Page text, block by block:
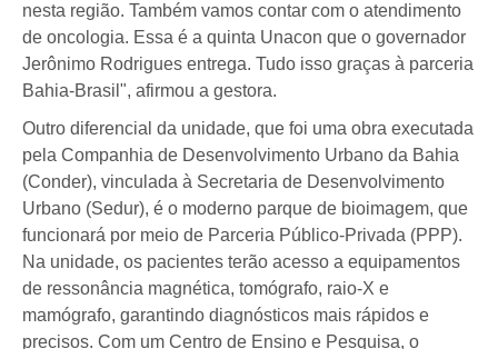
nesta região. Também vamos contar com o atendimento
de oncologia. Essa é a quinta Unacon que o governador
Jerônimo Rodrigues entrega. Tudo isso graças à parceria
Bahia-Brasil", afirmou a gestora.
Outro diferencial da unidade, que foi uma obra executada
pela Companhia de Desenvolvimento Urbano da Bahia
(Conder), vinculada à Secretaria de Desenvolvimento
Urbano (Sedur), é o moderno parque de bioimagem, que
funcionará por meio de Parceria Público-Privada (PPP).
Na unidade, os pacientes terão acesso a equipamentos
de ressonância magnética, tomógrafo, raio-X e
mamógrafo, garantindo diagnósticos mais rápidos e
precisos. Com um Centro de Ensino e Pesquisa, o